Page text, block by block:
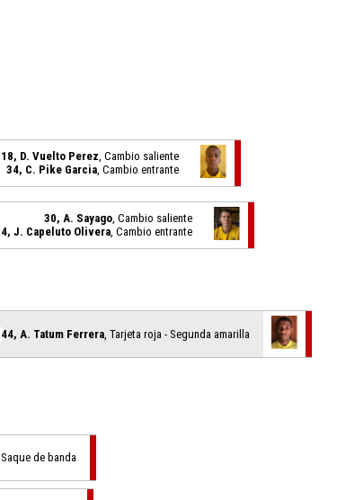
18, D. Vuelto Perez , Cambio saliente
34, C. Pike Garcia , Cambio entrante
30, A. Sayago , Cambio saliente
4, J. Capeluto Olivera , Cambio entrante
44, A. Tatum Ferrera , Tarjeta roja - Segunda amarilla
Saque de banda